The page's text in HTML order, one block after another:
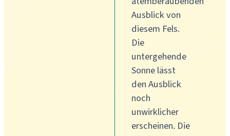
Ausblick von
diesem Fels.
Die
untergehende
Sonne lässt
den Ausblick
noch
unwirklicher
erscheinen. Die